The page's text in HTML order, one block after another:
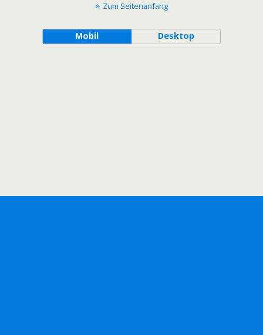
Zum Seitenanfang
Mobil Desktop